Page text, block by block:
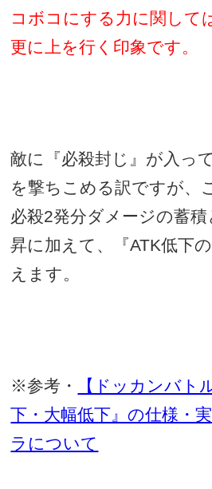
コボコにする力に関して
更に上を行く印象です。
敵に『必殺封じ』が入っ
を撃ちこめる訳ですが、
必殺2発分ダメージの蓄
昇に加えて、『ATK低下
えます。
※参考・
【ドッカンバト
下・大幅低下』の仕様・
ラについて